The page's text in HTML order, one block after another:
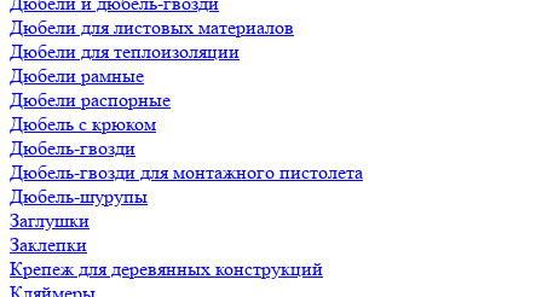
Дюбели для листовых материалов
Дюбели для теплоизоляции
Дюбели рамные
Дюбели распорные
Дюбель с крюком
Дюбель-гвозди
Дюбель-гвозди для монтажного пистолета
Дюбель-шурупы
Заглушки
Заклепки
Крепеж для деревянных конструкций